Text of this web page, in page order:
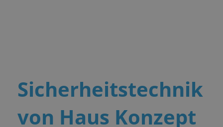
Sicherheitstechnik
von Haus Konzept